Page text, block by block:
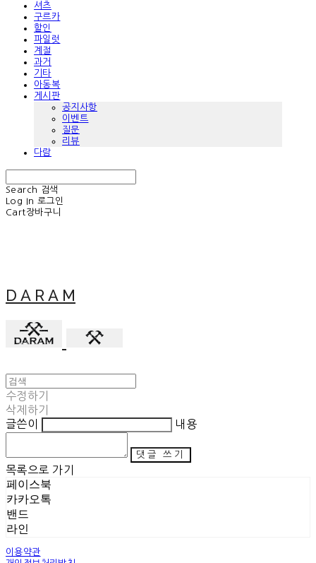
셔츠
구르카
할인
파일럿
계절
과거
기타
아동복
게시판
공지사항
이벤트
질문
리뷰
다람
Search
검색
Log In 로그인
Cart장바구니
D A R A M
수정하기
삭제하기
글쓴이
내용
댓글 쓰기
목록으로 가기
페이스북
카카오톡
밴드
라인
이용약관